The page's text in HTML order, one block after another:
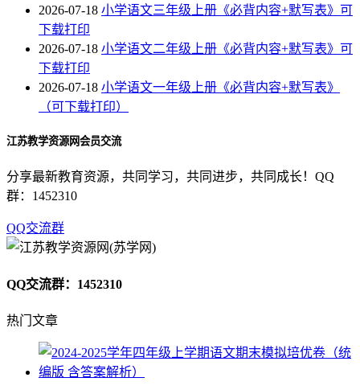
2026-07-18 小学语文三年级上册《必背内容+默写表》可
下载打印
2026-07-18 小学语文二年级上册《必背内容+默写表》可
下载打印
2026-07-18 小学语文一年级上册《必背内容+默写表》
（可下载打印）
江苏教学资源网会员交流
分享最新教育资源，共同学习，共同进步，共同成长！QQ
群：1452310
QQ交流群
QQ交流群：1452310
热门文章